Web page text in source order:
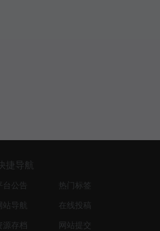
捷导航
台公告
热门标签
站导航
在线投稿
源存档
网站提交